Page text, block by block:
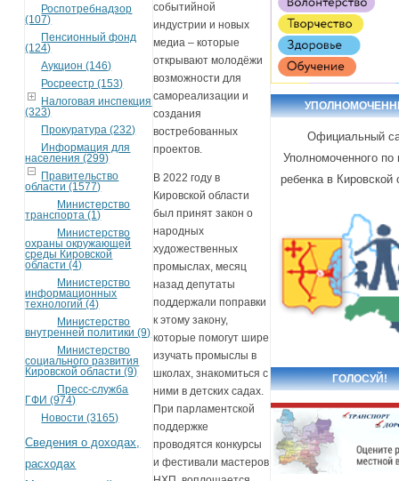
Роспотребнадзор
(107)
Пенсионный фонд
(124)
Аукцион (146)
Росреестр (153)
Налоговая инспекция
(323)
Прокуратура (232)
Информация для
населения (299)
Правительство
области (1577)
Министерство
транспорта (1)
Министерство
охраны окружающей
среды Кировской
области (4)
Министерство
информационных
технологий (4)
Министерство
внутренней политики (9)
Министерство
социального развития
Кировской области (9)
Пресс-служба
ГФИ (974)
Новости (3165)
Сведения о доходах,
расходах
событийной
индустрии и новых
медиа – которые
открывают молодёжи
возможности для
самореализации и
создания
востребованных
проектов.
В 2022 году в
Кировской области
был принят закон о
народных
художественных
промыслах, месяц
назад депутаты
поддержали поправки
к этому закону,
которые помогут шире
изучать промыслы в
школах, знакомиться с
ними в детских садах.
При парламентской
поддержке
проводятся конкурсы
и фестивали мастеров
Официальный
Уполномоченного по
ребенка в Кировской
ГОЛОСУЙ!